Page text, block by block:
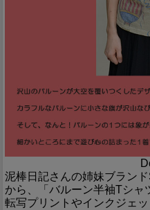
泥棒日記さんの姉妹ブラン
から、「バルーン半袖Tシャ
転写プリントやインクジェ